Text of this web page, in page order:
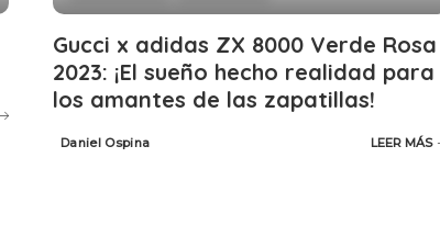
Gucci x adidas ZX 8000 Verde Rosa
2023: ¡El sueño hecho realidad para
los amantes de las zapatillas!
Posted
Daniel Ospina LEER MÁS